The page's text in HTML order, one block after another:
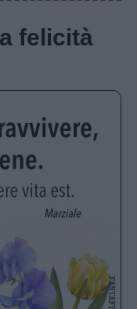
felicità